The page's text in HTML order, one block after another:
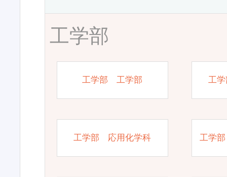
工学部
工学部 工学部 工
工学部 応用化学科 工学